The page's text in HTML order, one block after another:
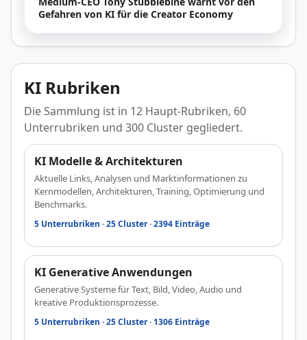
Gefahren von KI für die Creator Economy
KI Rubriken
Die Sammlung ist in 12 Haupt-Rubriken, 60
Unterrubriken und 300 Cluster gegliedert.
KI Modelle & Architekturen
Aktuelle Links, Analysen und Marktinformationen zu
Kernmodellen, Architekturen, Training, Optimierung und
Benchmarks.
5 Unterrubriken · 25 Cluster · 2394 Einträge
KI Generative Anwendungen
Generative Systeme für Text, Bild, Video, Audio und
kreative Produktionsprozesse.
5 Unterrubriken · 25 Cluster · 1306 Einträge